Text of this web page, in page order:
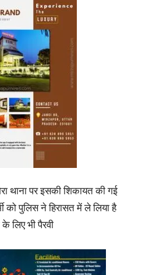
थाना पर इसकी शिकायत की गई
को पुलिस ने हिरासत में ले लिया है
लिए भी पैरवी